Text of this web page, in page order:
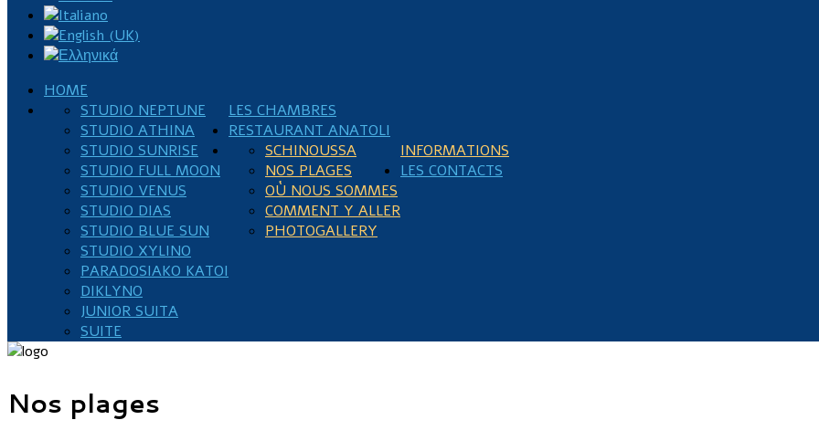
HOME
LES CHAMBRES
STUDIO NEPTUNE
STUDIO ATHINA
STUDIO SUNRISE
STUDIO FULL MOON
STUDIO VENUS
STUDIO DIAS
STUDIO BLUE SUN
STUDIO XYLINO
PARADOSIAKO KATOI
DIKLYNO
JUNIOR SUITA
SUITE
RESTAURANT ANATOLI
INFORMATIONS
SCHINOUSSA
NOS PLAGES
OÙ NOUS SOMMES
COMMENT Y ALLER
PHOTOGALLERY
LES CONTACTS
Nos plages